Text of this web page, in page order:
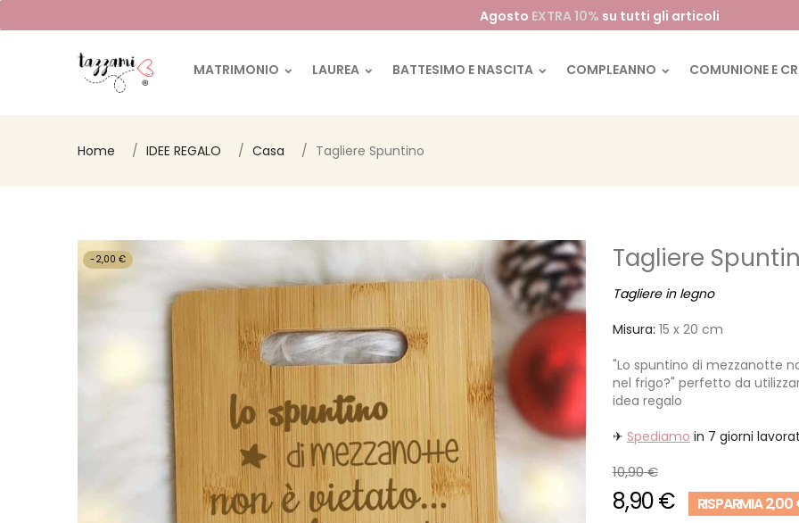
Agosto EXTRA 10% su tutti gli articoli
MATRIMONIO LAUREA BATTESIMO E NASCITA COMPLEANNO COMUNIONE E
Home IDEE REGALO Casa Tagliere Spuntino
-2,00 € Tagliere
Tagliere in legno
Misura: 15 x 20 cm
"Lo spuntino di mezzanotte
nel frigo?" perfetto da
idea regalo
✈ Spediamo in 7 giorni
10,90 €
8,90 € RISPARMIA